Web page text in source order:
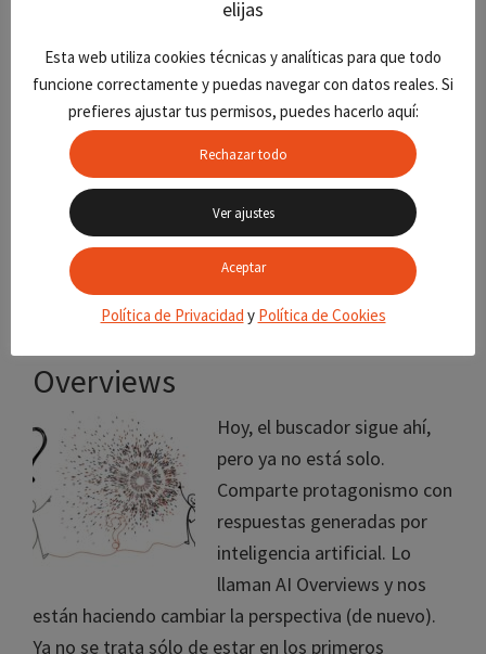
mundo B2B bastaba con una
datos y un perfil corporativo
algo decente en LinkedIn.
Pero eso ya no basta.
Porque las reglas del juego han cambiado, y las
marcas que ganan visibilidad hoy son las que tienen
rostro. Sí, rostro. Y voz. Y algo que […]
Overviews
Hoy, el buscador sigue ahí,
pero ya no está solo.
Comparte protagonismo con
respuestas generadas por
inteligencia artificial. Lo
llaman AI Overviews y nos
están haciendo cambiar la perspectiva (de nuevo).
Ya no se trata sólo de estar en los primeros
elijas
Esta web utiliza cookies técnicas y analíticas para que todo
funcione correctamente y puedas navegar con datos reales. Si
prefieres ajustar tus permisos, puedes hacerlo aquí:
Rechazar todo
Ver ajustes
Aceptar
Política de Privacidad y Política de Cookies